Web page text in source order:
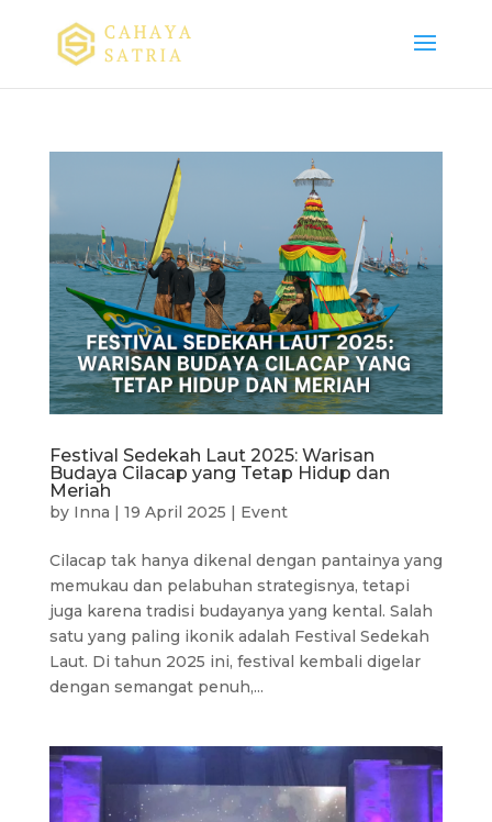
Festival Sedekah Laut 2025: Warisan
Budaya Cilacap yang Tetap Hidup dan
Meriah
by Inna | 19 April 2025 | Event
Cilacap tak hanya dikenal dengan pantainya yang
memukau dan pelabuhan strategisnya, tetapi
juga karena tradisi budayanya yang kental. Salah
satu yang paling ikonik adalah Festival Sedekah
Laut. Di tahun 2025 ini, festival kembali digelar
dengan semangat penuh,...